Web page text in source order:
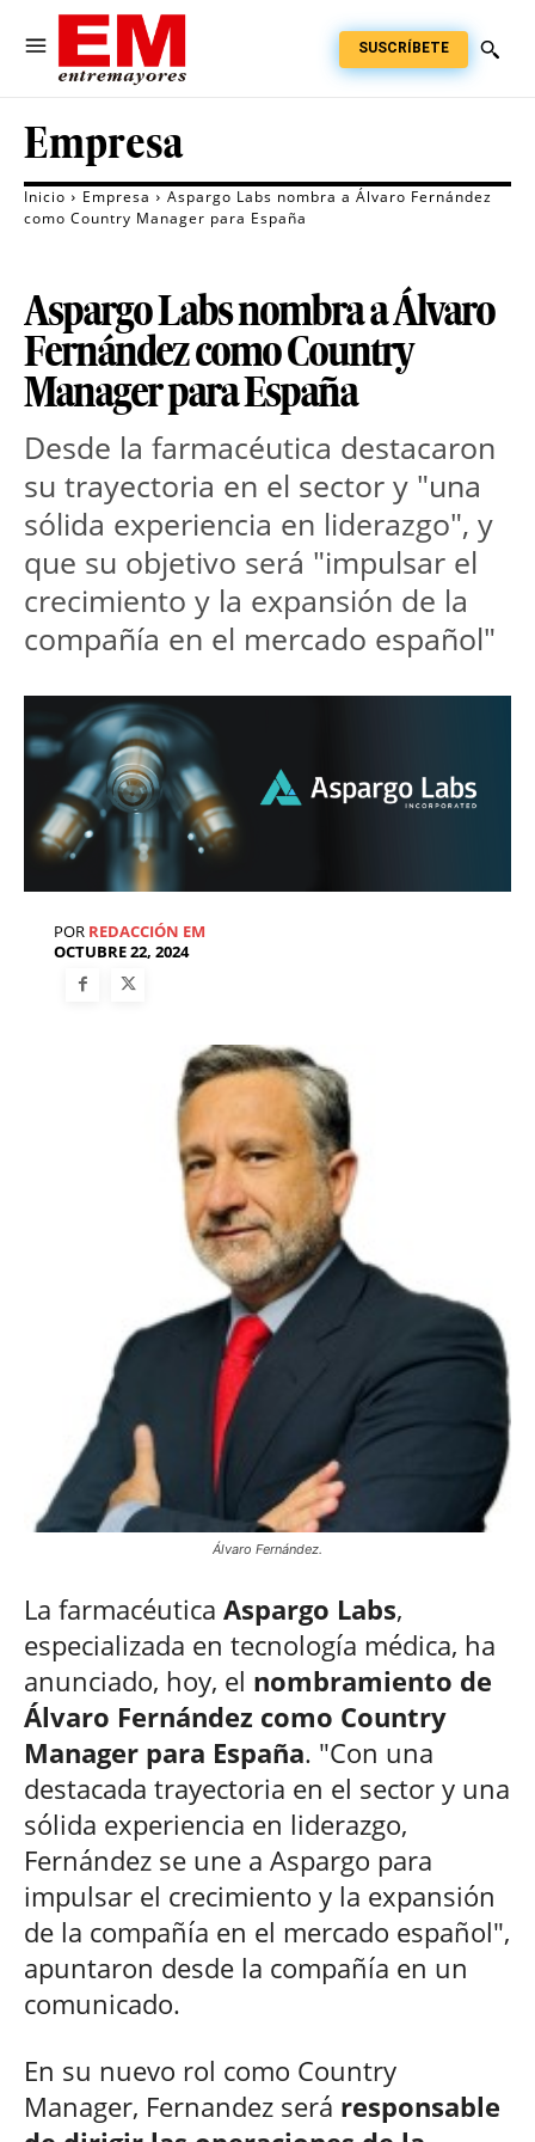
SUSCRÍBETE
Empresa
Inicio Empresa
Aspargo Labs nombra a Álvaro Fernández
como Country Manager para España
Aspargo Labs nombra a Álvaro
Fernández como Country
Manager para España
Desde la farmacéutica destacaron
su trayectoria en el sector y "una
sólida experiencia en liderazgo", y
que su objetivo será "impulsar el
crecimiento y la expansión de la
compañía en el mercado español"
POR REDACCIÓN EM
OCTUBRE 22, 2024
Álvaro Fernández.
La farmacéutica Aspargo Labs,
especializada en tecnología médica, ha
anunciado, hoy, el nombramiento de
Álvaro Fernández como Country
Manager para España. "Con una
destacada trayectoria en el sector y una
sólida experiencia en liderazgo,
Fernández se une a Aspargo para
impulsar el crecimiento y la expansión
de la compañía en el mercado español",
apuntaron desde la compañía en un
comunicado.
En su nuevo rol como Country
Manager, Fernandez será responsable